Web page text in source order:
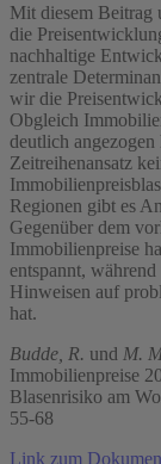
Mit diesem Beitrag
die
nachhaltige
zentrale
wir die
Obgleich
deutlich angezogen
Zeitreihenansatz
Regionen gibt es
Gegenüber dem
Immobilienpreise
entspannt,
Hinweisen auf
hat.
Budde, R. und M.
Immobilienpreise
Blasenrisiko am
55-68
Link zum